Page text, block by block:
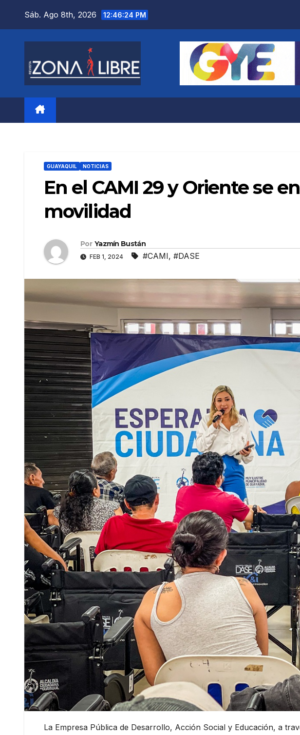
Sáb. Ago 8th, 2026 12:46:26 PM
GUAYAQUIL NOTICIAS
En el CAMI 29 y Oriente se
movilidad
Por Yazmín Bustán
FEB 1, 2024 #CAMI, #DASE
La Empresa Pública de Desarrollo, Acción Social y Educación, a